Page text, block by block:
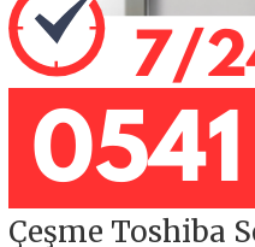
Çeşme Toshiba